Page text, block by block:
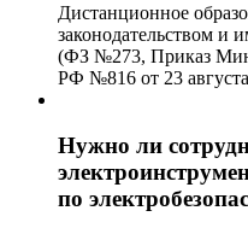
Дистанционное
законодательством и
(ФЗ №273, Приказ
РФ №816 от 23
Нужно ли
по